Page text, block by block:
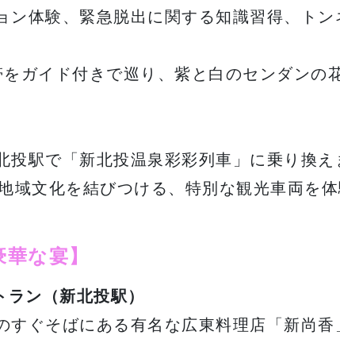
ン体験、緊急脱出に関する知識習得、トン
ガイド付きで巡り、紫と白のセンダンの
投駅で「新北投温泉彩彩列車」に乗り換え
域文化を結びつける、特別な観光車両を
な宴】
ン（新北投駅）
すぐそばにある有名な広東料理店「新尚香